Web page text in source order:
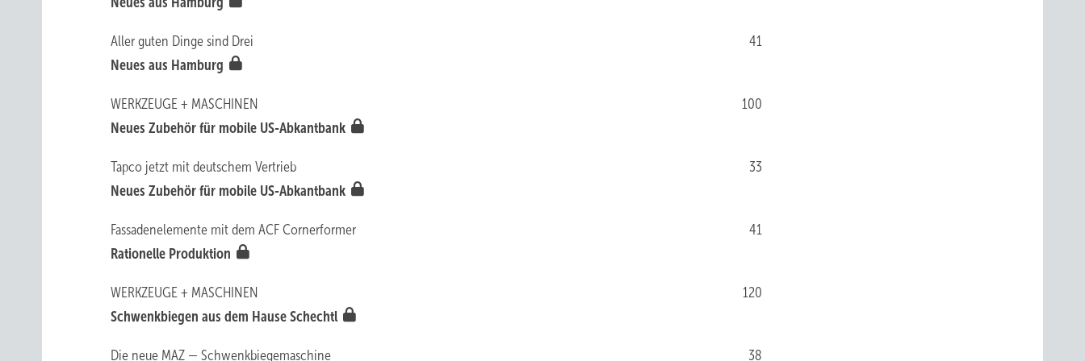
41
Aller guten Dinge sind Drei
Neues aus Hamburg
100
WERKZEUGE + MASCHINEN
Neues Zubehör für mobile US-Abkantbank
33
Tapco jetzt mit deutschem Vertrieb
Neues Zubehör für mobile US-Abkantbank
41
Fassadenelemente mit dem ACF Cornerformer
Rationelle Produktion
120
WERKZEUGE + MASCHINEN
Schwenkbiegen aus dem Hause Schechtl
38
Die neue MAZ — Schwenkbiegemaschine